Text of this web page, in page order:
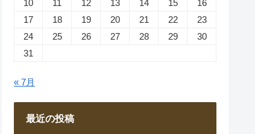
10
11 12 13 14 15
16
17
18 19 20 21 22
23
24
25 26 27 28 29
30
31
« 7月
最近の投稿